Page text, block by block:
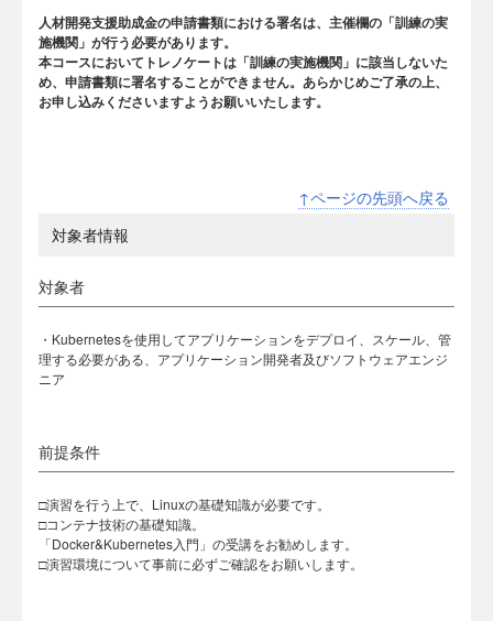
人材開発支援助成金の申請書類における署名は、主催欄の「訓練の実
施機関」が行う必要があります。
本コースにおいてトレノケートは「訓練の実施機関」に該当しないた
め、申請書類に署名することができません。あらかじめご了承の上、
お申し込みくださいますようお願いいたします。
↑ページの先頭へ戻る
対象者情報
対象者
・Kubernetesを使用してアプリケーションをデプロイ、スケール、管
理する必要がある、アプリケーション開発者及びソフトウェアエンジ
ニア
前提条件
□演習を行う上で、Linuxの基礎知識が必要です。
□コンテナ技術の基礎知識。
「Docker&Kubernetes入門」の受講をお勧めします。
□演習環境について事前に必ずご確認をお願いします。